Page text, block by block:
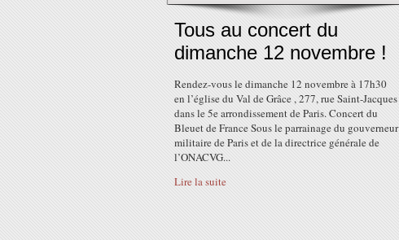
Tous au concert du
dimanche 12 novembre !
Rendez-vous le dimanche 12 novembre à 17h30
en l’église du Val de Grâce , 277, rue Saint-Jacques
dans le 5e arrondissement de Paris. Concert du
Bleuet de France Sous le parrainage du gouverneur
militaire de Paris et de la directrice générale de
l’ONACVG...
Lire la suite